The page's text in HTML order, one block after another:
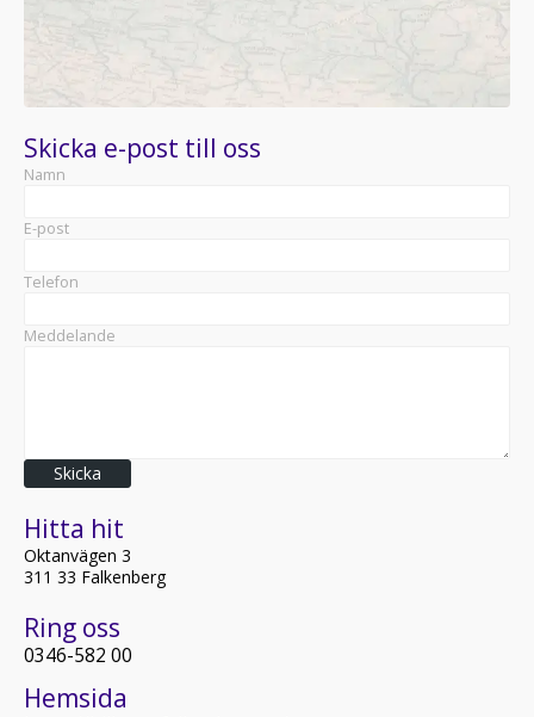
Skicka e-post till oss
Namn
E-post
Telefon
Meddelande
Skicka
Hitta hit
Oktanvägen 3
311 33 Falkenberg
Ring oss
0346-582 00
Hemsida